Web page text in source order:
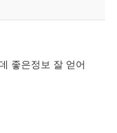
좋은정보 잘 얻어